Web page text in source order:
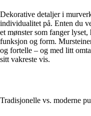
Dekorative detaljer i
individualitet på. Enten du
et mønster som fanger
funksjon og form.
og fortelle – og med litt
sitt vakreste vis.
Tradisjonelle vs. moderne